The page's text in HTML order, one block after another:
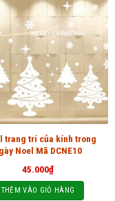
trang trí của kính trong
Noel Mã DCNE10
45.000₫
THÊM VÀO GIỎ HÀNG